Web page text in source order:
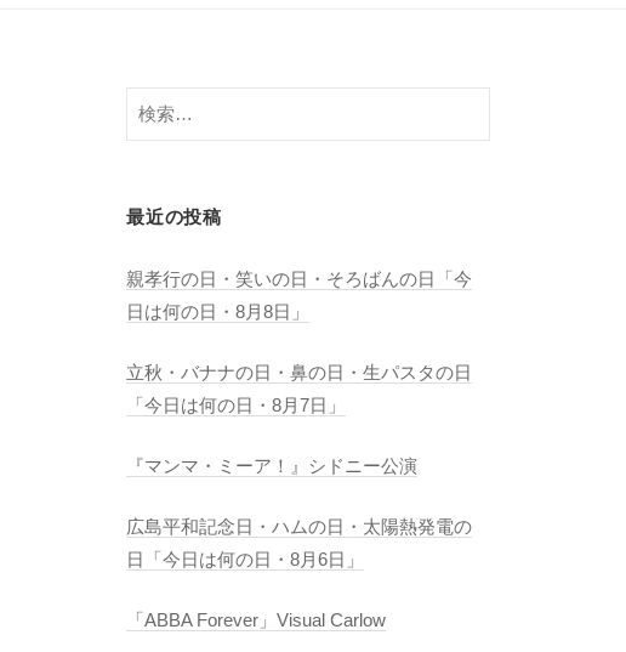
検
索:
最近の投稿
親孝行の日・笑いの日・そろばんの日「今
日は何の日・8月8日」
立秋・バナナの日・鼻の日・生パスタの日
「今日は何の日・8月7日」
『マンマ・ミーア！』シドニー公演
広島平和記念日・ハムの日・太陽熱発電の
日「今日は何の日・8月6日」
「ABBA Forever」Visual Carlow